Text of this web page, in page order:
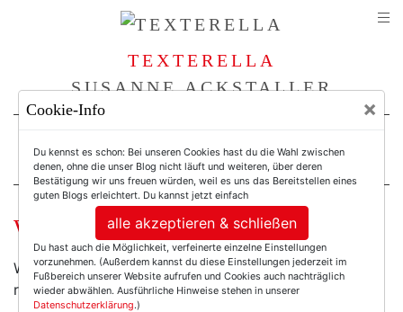
TEXTERELLA
SUSANNE ACKSTALLER
For Women. Not Girls.
Wochenend-Wow: Blütenrausch!
Wem die Blüten draußen in der freien Natur nicht
reichen, für den habe ich heute was:
Cookie-Info ×
Du kennst es schon: Bei unseren Cookies hast du die Wahl zwischen
denen, ohne die unser Blog nicht läuft und weiteren, über deren
Bestätigung wir uns freuen würden, weil es uns das Bereitstellen eines
guten Blogs erleichtert. Du kannst jetzt einfach
alle akzeptieren & schließen
Du hast auch die Möglichkeit, verfeinerte einzelne Einstellungen
vorzunehmen. (Außerdem kannst du diese Einstellungen jederzeit im
Fußbereich unserer Website aufrufen und Cookies auch nachträglich
wieder abwählen. Ausführliche Hinweise stehen in unserer
Datenschutzerklärung.)